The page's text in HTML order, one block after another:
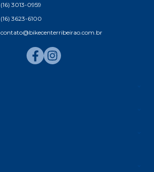
(16) 3013-0959
(16) 3623-6100
contato@bikecenterribeirao.com.br